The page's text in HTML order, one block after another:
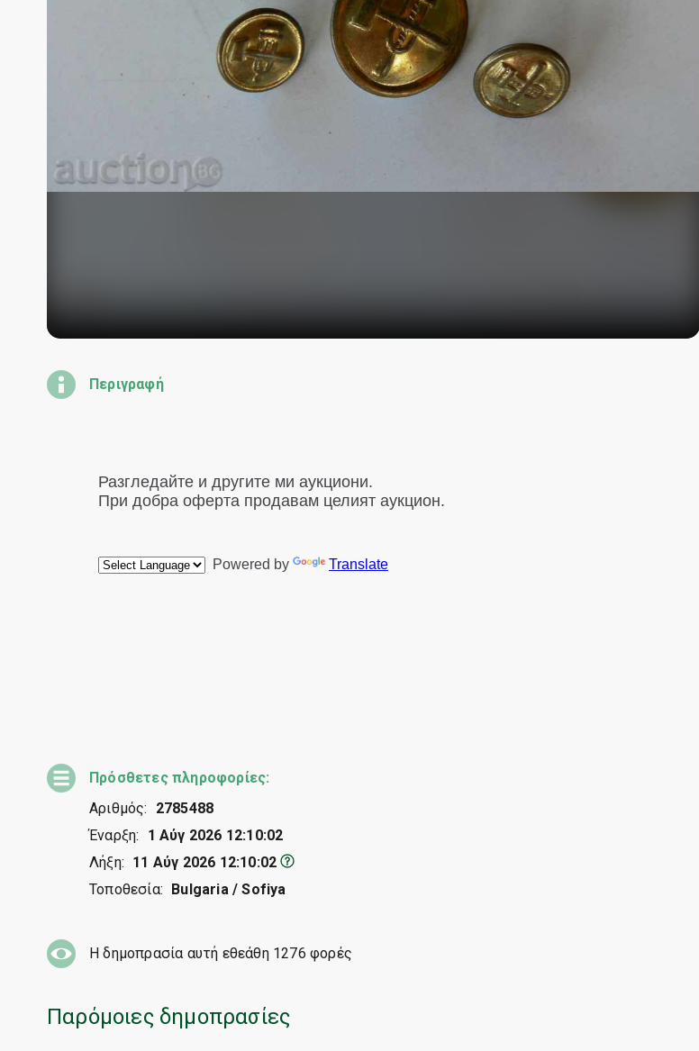
Περιγραφή
Πρόσθετες πληροφορίες:
Αριθμός:
2785488
Έναρξη:
1 Αύγ 2026 12:10:02
Λήξη: 11 Αύγ 2026 12:10:02
Τοποθεσία:
Bulgaria / Sofiya
Η δημοπρασία αυτή εθεάθη 1276 φορές
Παρόμοιες δημοπρασίες